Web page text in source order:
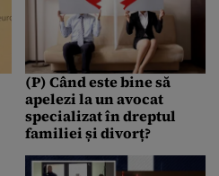
(P) Când este bine să
apelezi la un avocat
specializat în dreptul
familiei și divorț?